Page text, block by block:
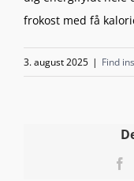
frokost med få
3. august 2025 | Find